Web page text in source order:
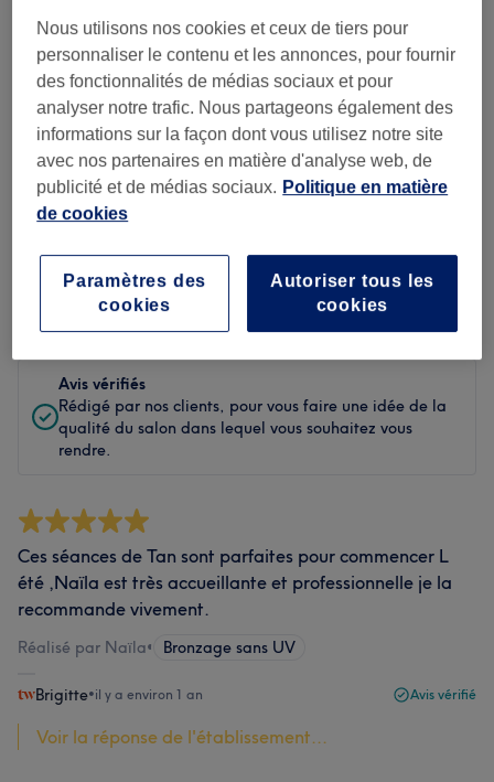
Propreté
Personnel
Filtrer les avis
Toutes les prestations
Évaluation Filtrer par évaluation
Avis vérifiés
Rédigé par nos clients, pour vous faire une idée de la
qualité du salon dans lequel vous souhaitez vous
rendre.
Ces séances de Tan sont parfaites pour commencer L
été ,Naïla est très accueillante et professionnelle je la
recommande vivement.
Réalisé par Naïla• Bronzage sans UV
Brigitte•il y a environ 1 an Avis vérifié
Voir la réponse de l'établissement...
Nous utilisons nos cookies et ceux de tiers pour
personnaliser le contenu et les annonces, pour fournir
des fonctionnalités de médias sociaux et pour
analyser notre trafic. Nous partageons également des
informations sur la façon dont vous utilisez notre site
avec nos partenaires en matière d'analyse web, de
publicité et de médias sociaux. Politique en matière
de cookies
Autoriser tous les
cookies
Paramètres des
cookies